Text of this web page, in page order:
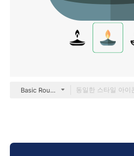
Basic Rounded Flat